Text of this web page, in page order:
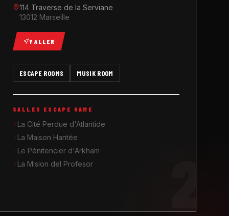
114 Traverse de la Serviane
13012 Marseille
Y ALLER
ESCAPE ROOMS MUSIK ROOM
SALLES ESCAPE GAME
La Cité Perdue d'Atlantide
La Maison Hantée
Le Pénitencier d'Arkham
La Mision del Profesor